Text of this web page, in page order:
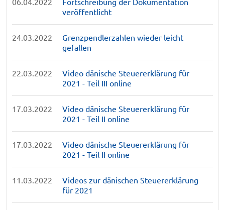
veröffentlicht
24.03.2022
Grenzpendlerzahlen wieder leicht
gefallen
22.03.2022
Video dänische Steuererklärung für
2021 - Teil III online
17.03.2022
Video dänische Steuererklärung für
2021 - Teil II online
17.03.2022
Video dänische Steuererklärung für
2021 - Teil II online
11.03.2022
Videos zur dänischen Steuererklärung
für 2021